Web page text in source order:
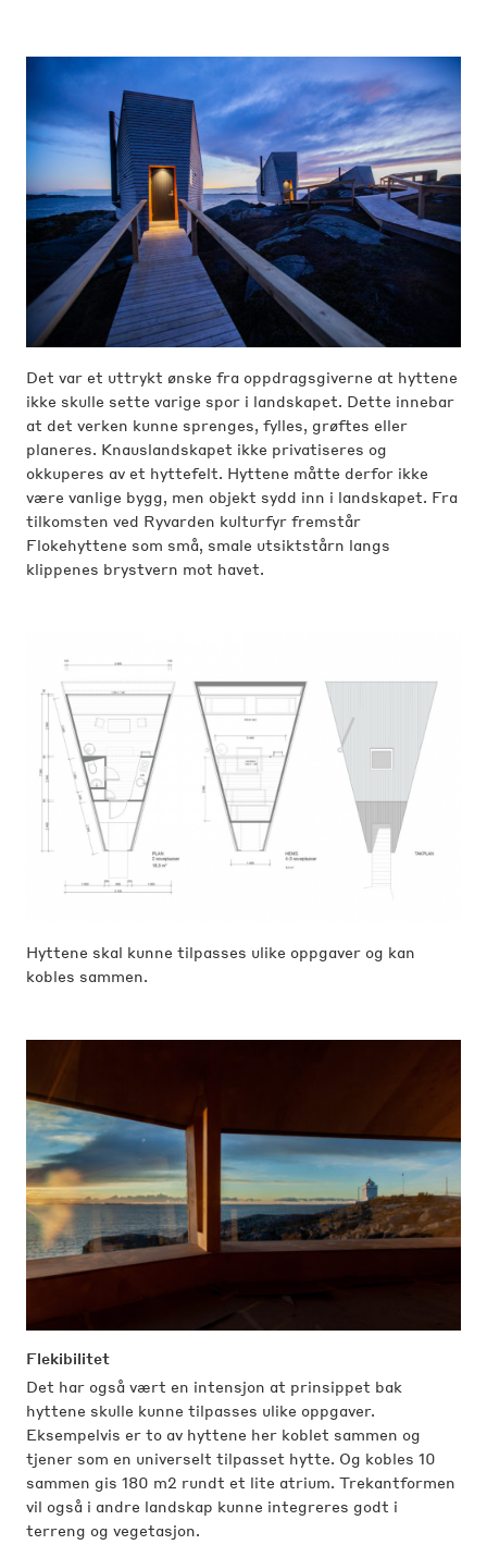
Det var et uttrykt ønske fra oppdragsgiverne at hyttene
ikke skulle sette varige spor i landskapet. Dette innebar
at det verken kunne sprenges, fylles, grøftes eller
planeres. Knauslandskapet ikke privatiseres og
okkuperes av et hyttefelt. Hyttene måtte derfor ikke
være vanlige bygg, men objekt sydd inn i landskapet. Fra
tilkomsten ved Ryvarden kulturfyr fremstår
Flokehyttene som små, smale utsiktstårn langs
klippenes brystvern mot havet.
Hyttene skal kunne tilpasses ulike oppgaver og kan
kobles sammen.
Flekibilitet
Det har også vært en intensjon at prinsippet bak
hyttene skulle kunne tilpasses ulike oppgaver.
Eksempelvis er to av hyttene her koblet sammen og
tjener som en universelt tilpasset hytte. Og kobles 10
sammen gis 180 m2 rundt et lite atrium. Trekantformen
vil også i andre landskap kunne integreres godt i
terreng og vegetasjon.